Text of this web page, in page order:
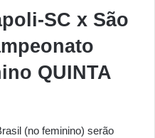
SC x São
QUINTA
(no feminino) serão